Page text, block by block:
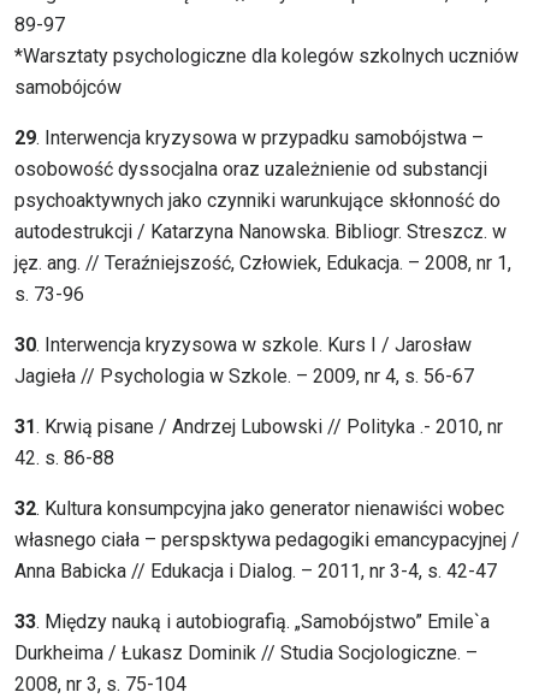
89-97
*Warsztaty psychologiczne dla kolegów szkolnych uczniów
samobójców
29. Interwencja kryzysowa w przypadku samobójstwa –
osobowość dyssocjalna oraz uzależnienie od substancji
psychoaktywnych jako czynniki warunkujące skłonność do
autodestrukcji / Katarzyna Nanowska. Bibliogr. Streszcz. w
jęz. ang. // Teraźniejszość, Człowiek, Edukacja. – 2008, nr 1,
s. 73-96
30. Interwencja kryzysowa w szkole. Kurs I / Jarosław
Jagieła // Psychologia w Szkole. – 2009, nr 4, s. 56-67
31. Krwią pisane / Andrzej Lubowski // Polityka .- 2010, nr
42. s. 86-88
32. Kultura konsumpcyjna jako generator nienawiści wobec
własnego ciała – perspsktywa pedagogiki emancypacyjnej /
Anna Babicka // Edukacja i Dialog. – 2011, nr 3-4, s. 42-47
33. Między nauką i autobiografią. „Samobójstwo” Emile`a
Durkheima / Łukasz Dominik // Studia Socjologiczne. –
2008, nr 3, s. 75-104